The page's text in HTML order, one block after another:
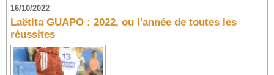
16/10/2022
Laëtita GUAPO : 2022, ou l'année de toutes les
réussites